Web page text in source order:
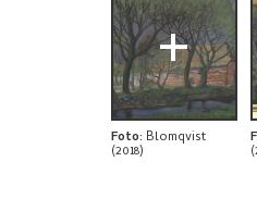
BIBLIOGRAFI
RELATERTE
+
Foto: Blomqvist
(2018)